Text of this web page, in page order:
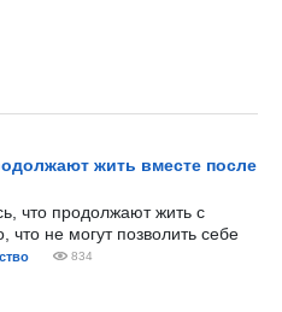
жить вместе после
что продолжают жить с
не могут позволить себе
834